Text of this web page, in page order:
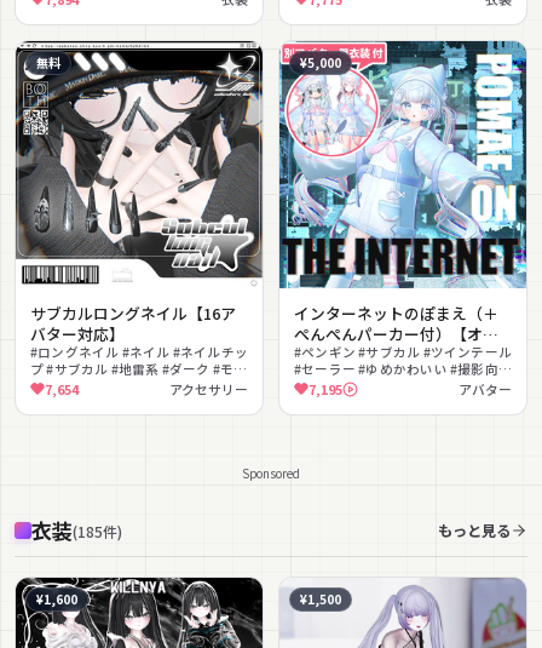
ター
無料
サブカルロングネイル【16ア
バター対応】
#ロングネイル #ネイル #ネイルチッ
プ #サブカル #地雷系 #ダーク #モノ
トーン #チェーン #無料 #揺れ物
7,654 アクセサリー
¥5,000
インターネットのぽまえ（＋
ぺんぺんパーカー付）【オリ
ジナル3Dモデル】
#ペンギン #サブカル #ツインテール
#セーラー #ゆめかわいい #撮影向け
#PSD付き #もちふぃった〜対応 #ノ
ーマルマップ
7,195 アバター
Sponsored
衣装(185件) もっと見る
¥1,600 ¥1,500